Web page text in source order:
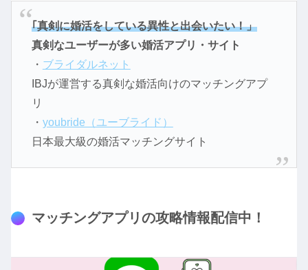
｢真剣に婚活をしている異性と出会いたい！」
真剣なユーザーが多い婚活アプリ・サイト
・ ブライダルネット
IBJが運営する真剣な婚活向けのマッチングアプ
リ
・ youbride（ユーブライド）
日本最大級の婚活マッチングサイト
マッチングアプリの攻略情報配信中！